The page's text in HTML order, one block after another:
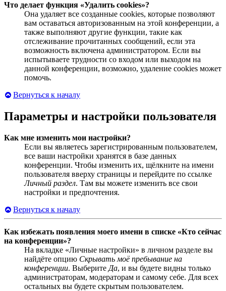
Что делает функция «Удалить cookies»?
Она удаляет все созданные cookies, которые позволяют
вам оставаться авторизованным на этой конференции, а
также выполняют другие функции, такие как
отслеживание прочитанных сообщений, если эта
возможность включена администратором. Если вы
испытываете трудности со входом или выходом на
данной конференции, возможно, удаление cookies может
помочь.
Вернуться к началу
Параметры и настройки пользователя
Как мне изменить мои настройки?
Если вы являетесь зарегистрированным пользователем,
все ваши настройки хранятся в базе данных
конференции. Чтобы изменить их, щёлкните на имени
пользователя вверху страницы и перейдите по ссылке
Личный раздел. Там вы можете изменить все свои
настройки и предпочтения.
Вернуться к началу
Как избежать появления моего имени в списке «Кто сейчас
на конференции»?
На вкладке «Личные настройки» в личном разделе вы
найдёте опцию Скрывать моё пребывание на
конференции. Выберите Да, и вы будете видны только
администраторам, модераторам и самому себе. Для всех
остальных вы будете скрытым пользователем.